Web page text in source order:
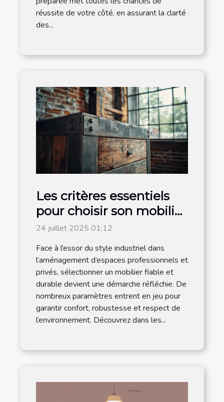
réussite de votre côté, en assurant la clarté
des...
Les critères essentiels
pour choisir son mobilier
industriel durable
24 juillet 2025 01:12
Face à l’essor du style industriel dans
l’aménagement d’espaces professionnels et
privés, sélectionner un mobilier fiable et
durable devient une démarche réfléchie. De
nombreux paramètres entrent en jeu pour
garantir confort, robustesse et respect de
l’environnement. Découvrez dans les...